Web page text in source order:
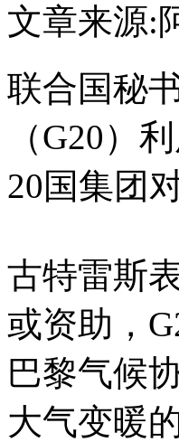
文章来源:
联合国秘
（G20）
20国集团
古特雷斯
或资助，
巴黎气候
大气变暖